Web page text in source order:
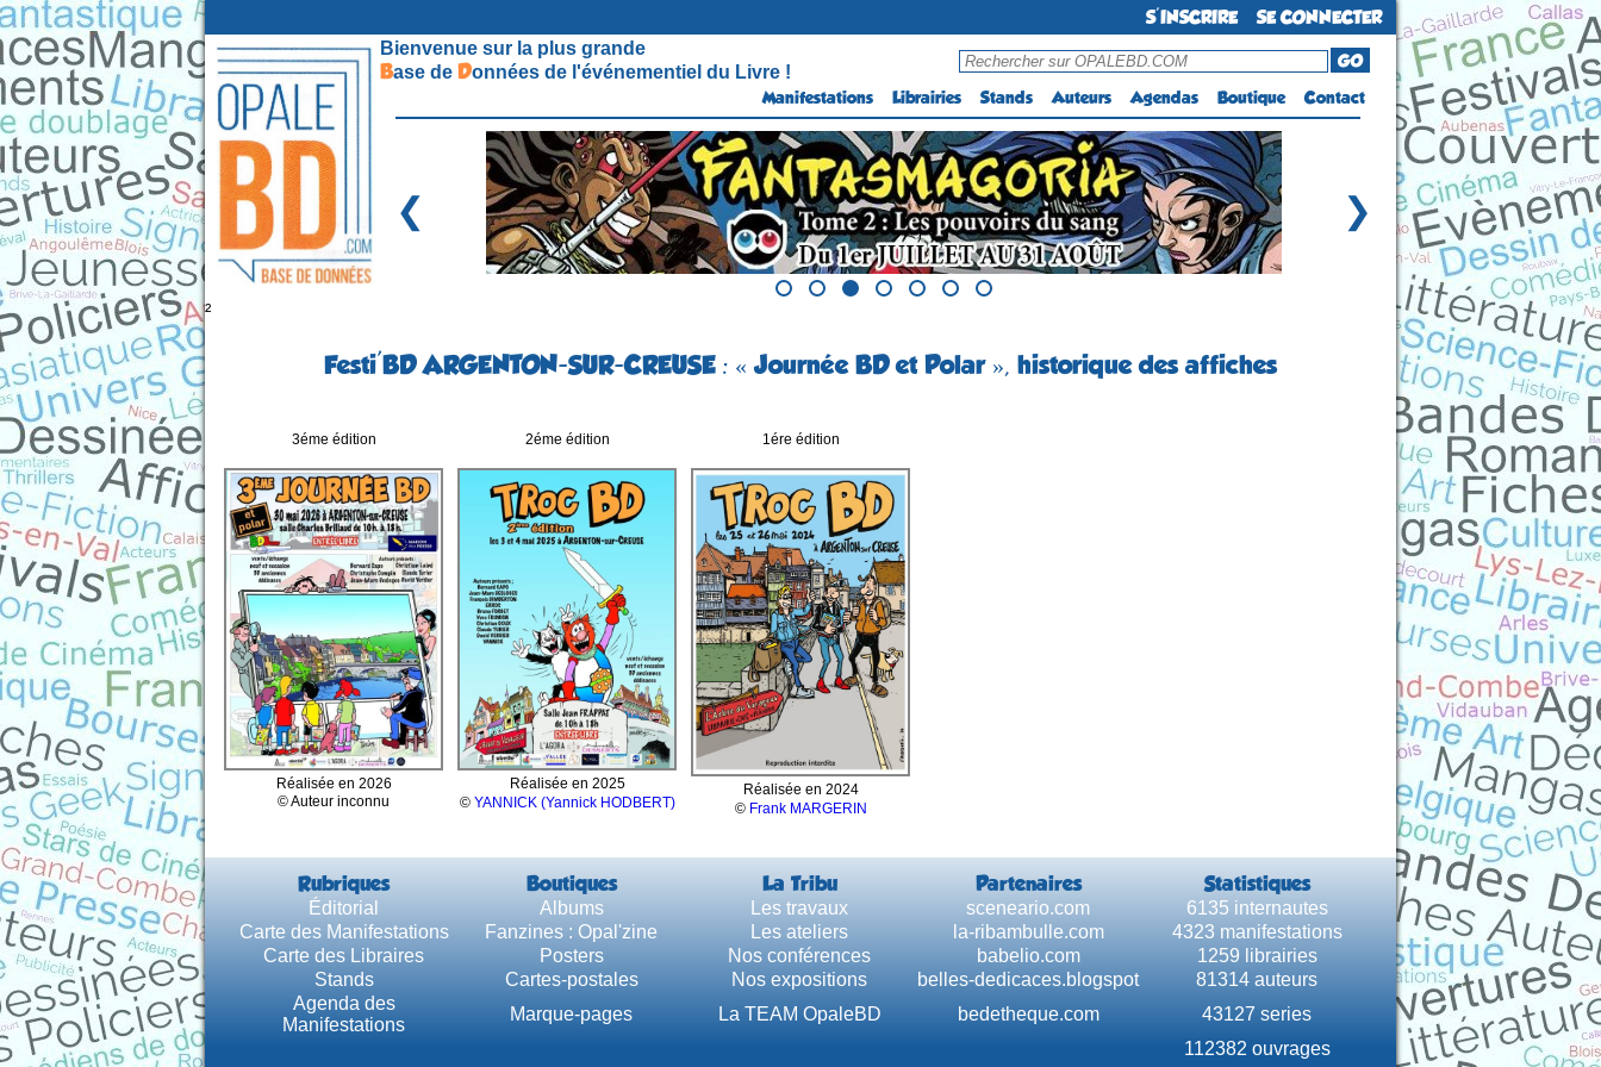
S'INSCRIRE
SE CONNECTER
Bienvenue sur la plus grande
Base de Données de l'événementiel du Livre !
GO
Manifestations
Librairies Stands Auteurs Agendas Boutique Contact
❮ ❯
²
Festi'BD ARGENTON-SUR-CREUSE : « Journée BD et Polar », historique des affiches
3éme édition
Réalisée en 2026
© Auteur inconnu
2éme édition
Réalisée en 2025
© YANNICK (Yannick HODBERT)
1ére édition
Réalisée en 2024
© Frank MARGERIN
Rubriques Boutiques La Tribu Partenaires Statistiques
Éditorial Albums Les travaux sceneario.com
6135 internautes
Carte des Manifestations
Fanzines : Opal'zine Les ateliers la-ribambulle.com
4323 manifestations
Carte des Libraires
Posters Nos conférences babelio.com
1259 librairies
Stands
Cartes-postales Nos expositions belles-dedicaces.blogspot
81314 auteurs
Agenda des
Manifestations
Marque-pages La TEAM OpaleBD bedetheque.com
43127 series
112382 ouvrages